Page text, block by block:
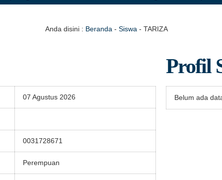
Anda disini : Beranda - Siswa - TARIZA
07 Agustus 2026
0031728671
Perempuan
Profil
Belum ada